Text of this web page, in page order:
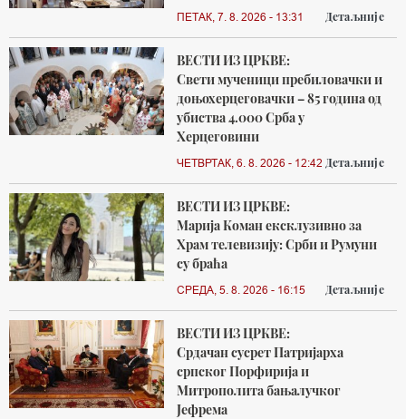
ПЕТАК, 7. 8. 2026 - 13:31 Детаљније
ВЕСТИ ИЗ ЦРКВЕ:
Свети мученици пребиловачки и
доњохерцеговачки – 85 година од
убиства 4.000 Срба у
Херцеговини
ЧЕТВРТАК, 6. 8. 2026 - 12:42 Детаљније
ВЕСТИ ИЗ ЦРКВЕ:
Марија Коман ексклузивно за
Храм телевизију: Срби и Румуни
су браћа
СРЕДА, 5. 8. 2026 - 16:15 Детаљније
ВЕСТИ ИЗ ЦРКВЕ:
Срдачан сусрет Патријарха
српског Порфирија и
Митрополита бањалучког
Јефрема